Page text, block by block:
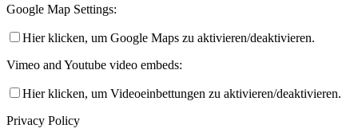
Google Map Settings:
Hier klicken, um Google Maps zu aktivieren/deaktivieren.
Vimeo and Youtube video embeds:
Hier klicken, um Videoeinbettungen zu aktivieren/deaktivieren.
Privacy Policy